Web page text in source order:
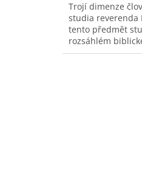
Trojí dimenze
studia reverenda
tento předmět
rozsáhlém